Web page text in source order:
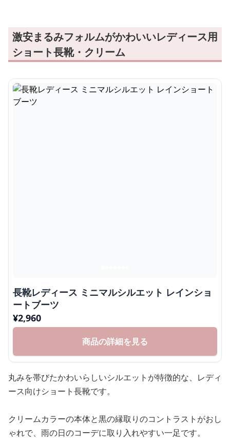
激安まるみフォルムがかわいいレディース用
ショート長靴・クリーム
長靴レディース ミニマルシルエット レインショ
ートブーツ
¥2,960
商品の詳細を見る
丸みを帯びたかわいらしいシルエットが特徴的な、レディ
ース向けショート長靴です。
クリームカラーの本体と黒の縁取りのコントラストがおし
ゃれで、雨の日のコーデに取り入れやすい一足です。